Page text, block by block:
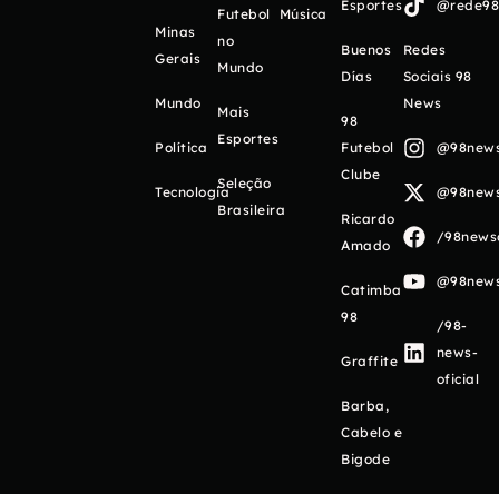
Minas
Gerais
Mundo
Política
Tecnologia
Futebol
no
Mundo
Mais
Esportes
Seleção
Brasileira
Música
Esportes
Buenos
Días
98
Futebol
Clube
Ricardo
Amado
Catimba
98
Graffite
Barba,
Cabelo e
Bigode
Redes
Sociais 98
News
/
/98-
news-
oficial